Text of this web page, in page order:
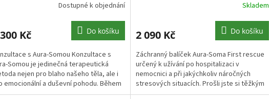
Dostupné k objednání
Kč Do košíku
s Aura-Somou Konzultace s
Somou je jedinečná terapeutická
nejen pro blaho našeho těla, ale i
emocionální a duševní pohodu. Během
sezení...
Skladem
2 090 Kč Do košíku
Záchranný balíček Aura-Soma First rescue
určený k užívání po hospitalizaci v
nemocnici a při jakýchkoliv náročných
stresových situacích. Prošli jste si těžkým
úrazem? Byli...